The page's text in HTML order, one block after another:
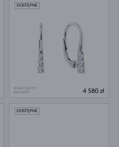
BIAŁE ZŁOTO
DIAMENT
DOSTĘPNE
4 580 zł
DOSTĘPNE